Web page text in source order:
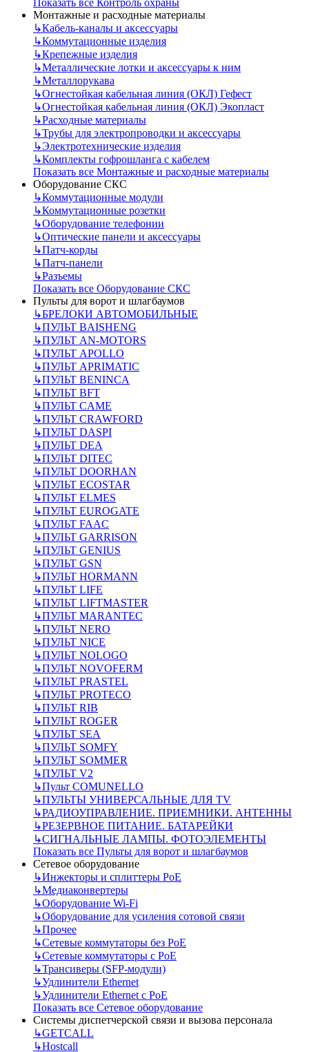
Показать все Контроль охраны
Монтажные и расходные материалы
↳Кабель-каналы и аксессуары
↳Коммутационные изделия
↳Крепежные изделия
↳Металлические лотки и аксессуары к ним
↳Металлорукава
↳Огнестойкая кабельная линия (ОКЛ) Гефест
↳Огнестойкая кабельная линия (ОКЛ) Экопласт
↳Расходные материалы
↳Трубы для электропроводки и аксессуары
↳Электротехнические изделия
↳Комплекты гофрошланга с кабелем
Показать все Монтажные и расходные материалы
Оборудование СКС
↳Коммутационные модули
↳Коммутационные розетки
↳Оборудование телефонии
↳Оптические панели и аксессуары
↳Патч-корды
↳Патч-панели
↳Разъемы
Показать все Оборудование СКС
Пульты для ворот и шлагбаумов
↳БРЕЛОКИ АВТОМОБИЛЬНЫЕ
↳ПУЛЬТ BAISHENG
↳ПУЛЬТ AN-MOTORS
↳ПУЛЬТ APOLLO
↳ПУЛЬТ APRIMATIC
↳ПУЛЬТ BENINCA
↳ПУЛЬТ BFT
↳ПУЛЬТ CAME
↳ПУЛЬТ CRAWFORD
↳ПУЛЬТ DASPI
↳ПУЛЬТ DEA
↳ПУЛЬТ DITEC
↳ПУЛЬТ DOORHAN
↳ПУЛЬТ ECOSTAR
↳ПУЛЬТ ELMES
↳ПУЛЬТ EUROGATE
↳ПУЛЬТ FAAC
↳ПУЛЬТ GARRISON
↳ПУЛЬТ GENIUS
↳ПУЛЬТ GSN
↳ПУЛЬТ HORMANN
↳ПУЛЬТ LIFE
↳ПУЛЬТ LIFTMASTER
↳ПУЛЬТ MARANTEC
↳ПУЛЬТ NERO
↳ПУЛЬТ NICE
↳ПУЛЬТ NOLOGO
↳ПУЛЬТ NOVOFERM
↳ПУЛЬТ PRASTEL
↳ПУЛЬТ PROTECO
↳ПУЛЬТ RIB
↳ПУЛЬТ ROGER
↳ПУЛЬТ SEA
↳ПУЛЬТ SOMFY
↳ПУЛЬТ SOMMER
↳ПУЛЬТ V2
↳Пульт СOMUNELLO
↳ПУЛЬТЫ УНИВЕРСАЛЬНЫЕ ДЛЯ TV
↳РАДИОУПРАВЛЕНИЕ. ПРИЕМНИКИ. АНТЕННЫ
↳РЕЗЕРВНОЕ ПИТАНИЕ. БАТАРЕЙКИ
↳СИГНАЛЬНЫЕ ЛАМПЫ. ФОТОЭЛЕМЕНТЫ
Показать все Пульты для ворот и шлагбаумов
Сетевое оборудование
↳Инжекторы и сплиттеры РоЕ
↳Медиаконвертеры
↳Оборудование Wi-Fi
↳Оборудование для усиления сотовой связи
↳Прочее
↳Сетевые коммутаторы без РоЕ
↳Сетевые коммутаторы с РоЕ
↳Трансиверы (SFP-модули)
↳Удлинители Ethernet
↳Удлинители Ethernet с PoE
Показать все Сетевое оборудование
Системы диспетчерской связи и вызова персонала
↳GETCALL
↳Hostcall